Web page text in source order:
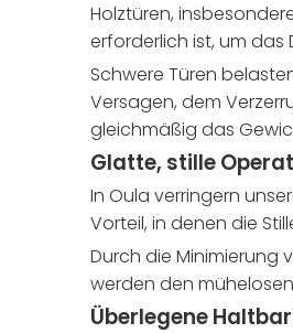
Holztüren,
erforderlich ist, um das
Schwere Türen
Versagen, dem
gleichmäßig das
Glatte, stille
In Oula verringern
Vorteil, in denen die
Durch die Minimierung
werden den
Überlegene